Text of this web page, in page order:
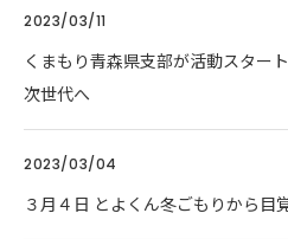
2023/03/11
くまもり青森県支部が活動スター
次世代へ
2023/03/04
３月４日 とよくん冬ごもりから目